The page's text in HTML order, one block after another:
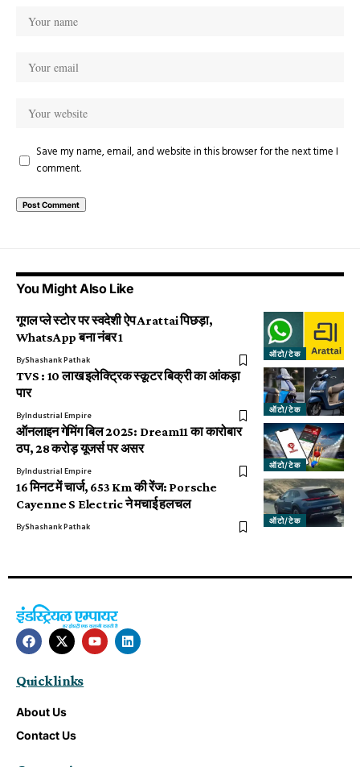
Save my name, email, and website in this browser for the next time I
comment.
You Might Also Like
ऑटो/टेक
गूगल प्ले स्टोर पर स्वदेशी ऐप Arattai पिछड़ा,
WhatsApp बना नंबर 1
ByShashank Pathak
ऑटो/टेक
TVS : 10 लाख इलेक्ट्रिक स्कूटर बिक्री का आंकड़ा
पार
ByIndustrial Empire
ऑटो/टेक
ऑनलाइन गेमिंग बिल 2025: Dream11 का कारोबार
ठप, 28 करोड़ यूजर्स पर असर
ByIndustrial Empire
ऑटो/टेक
16 मिनट में चार्ज, 653 Km की रेंज: Porsche
Cayenne S Electric ने मचाई हलचल
ByShashank Pathak
Quick links
About Us
Contact Us